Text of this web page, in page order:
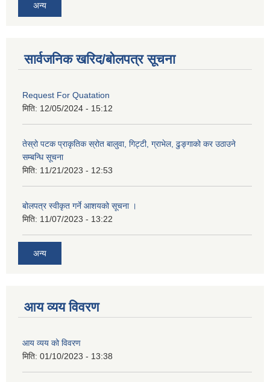
अन्य
सार्वजनिक खरिद/बोलपत्र सूचना
Request For Quatation
मिति: 12/05/2024 - 15:12
तेस्रो पटक प्राकृतिक स्रोत बालुवा, गिट्टी, ग्राभेल, ढुङ्गाको कर उठाउने
सम्बन्धि सूचना
मिति: 11/21/2023 - 12:53
बोलपत्र स्वीकृत गर्ने आशयको सूचना ।
मिति: 11/07/2023 - 13:22
अन्य
आय व्यय विवरण
आय व्यय को विवरण
मिति: 01/10/2023 - 13:38